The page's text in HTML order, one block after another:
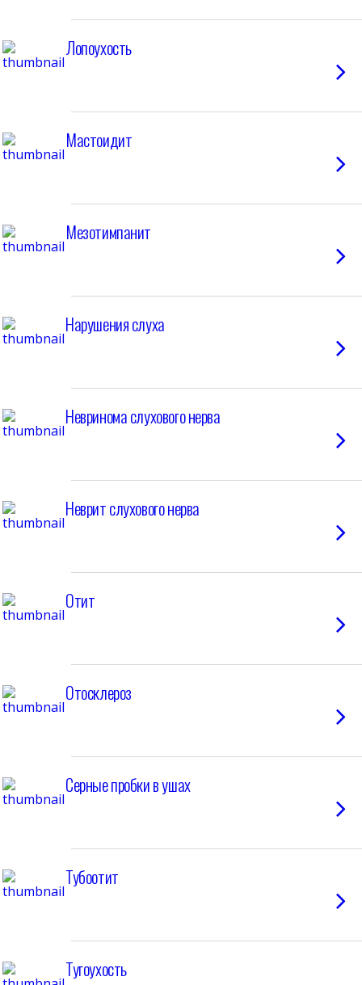
Лопоухость
Мастоидит
Мезотимпанит
Нарушения слуха
Невринома слухового нерва
Неврит слухового нерва
Отит
Отосклероз
Серные пробки в ушах
Тубоотит
Тугоухость